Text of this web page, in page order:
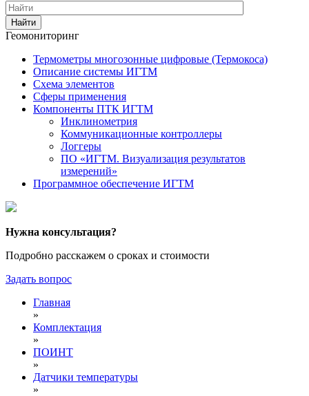
Найти
Геомониторинг
Термометры многозонные цифровые (Термокоса)
Описание системы ИГТМ
Схема элементов
Сферы применения
Компоненты ПТК ИГТМ
Инклинометрия
Коммуникационные контроллеры
Логгеры
ПО «ИГТМ. Визуализация результатов
измерений»
Программное обеспечение ИГТМ
Нужна консультация?
Подробно расскажем о сроках и стоимости
Задать вопрос
Главная
»
Комплектация
»
ПОИНТ
»
Датчики температуры
»